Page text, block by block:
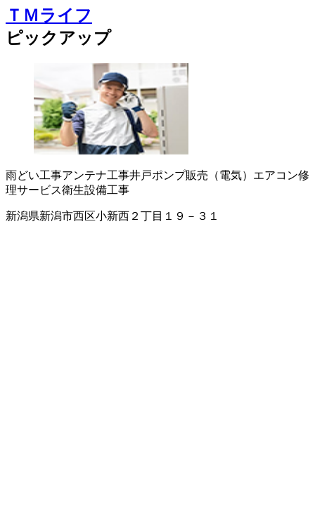
ＴＭライフ
ピックアップ
雨どい工事アンテナ工事井戸ポンプ販売（電気） エアコン修
理サービス衛生設備工事
新潟県新潟市西区小新西２丁目１９－３１